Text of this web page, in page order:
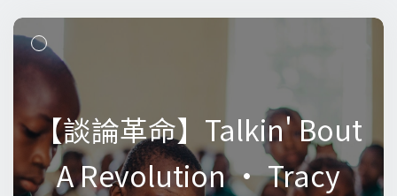
【談論革命】Talkin' Bout
A Revolution • Tracy
【談論革命】Talkin' Bout
A Revolution • Tracy